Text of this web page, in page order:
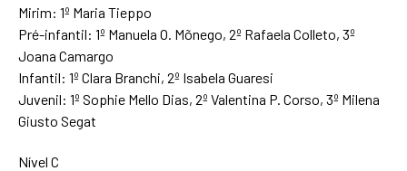
Mirim: 1º Maria Tieppo
Pré-infantil: 1º Manuela O. Mõnego, 2º Rafaela Colleto, 3º
Joana Camargo
Infantil: 1º Clara Branchi, 2º Isabela Guaresi
Juvenil: 1º Sophie Mello Dias, 2º Valentina P. Corso, 3º Milena
Giusto Segat
Nível C